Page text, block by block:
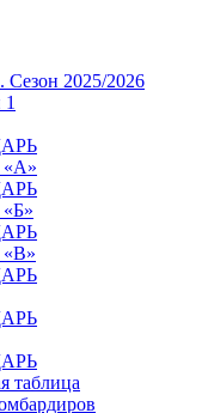
Сезон 2025/2026
«А»
«В»
таблица